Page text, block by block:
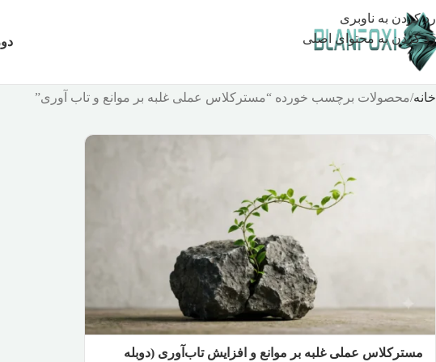
رد کردن به ناوبری
رد کردن به محتوای اصلی
خانه محصولات برچسب خورده “مسترکلاس عملی غلبه بر موانع و تاب آوری”
مسترکلاس عملی غلبه بر موانع و افزایش تاب‌آوری (دوبله